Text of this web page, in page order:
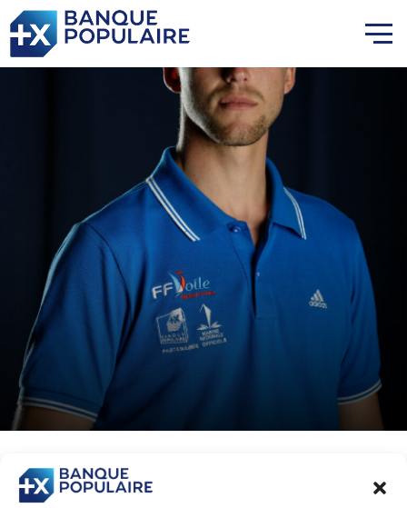
CONTENU
Lauriane Nolot en or à Long
Beach, sur le plan d'eau des
Jeux Olympiques 2028